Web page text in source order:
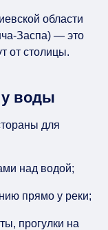
области
Заспа) — это
от столицы.
у воды
для
над водой;
прямо у реки;
прогулки на